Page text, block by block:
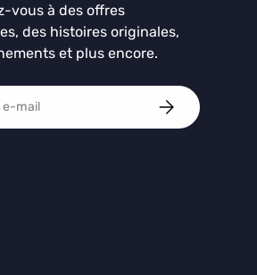
vous à des offres
des histoires originales,
et plus encore.
S'ABONNER